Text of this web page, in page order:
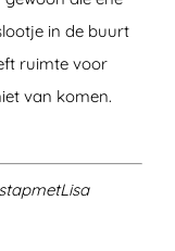
in de buurt
ruimte voor
van komen.